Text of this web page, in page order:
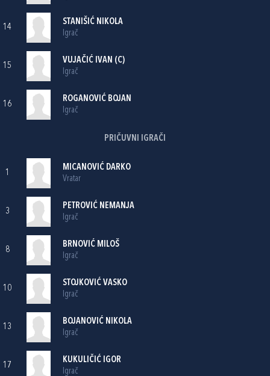
14
STANIŠIĆ NIKOLA
Igrač
15
VUJAČIĆ IVAN (C)
Igrač
16
ROGANOVIĆ BOJAN
Igrač
PRIČUVNI IGRAČI
1
MICANOVIĆ DARKO
Vratar
3
PETROVIĆ NEMANJA
Igrač
8
BRNOVIĆ MILOŠ
Igrač
10
STOJKOVIĆ VASKO
Igrač
13
BOJANOVIĆ NIKOLA
Igrač
17
KUKULIČIĆ IGOR
Igrač